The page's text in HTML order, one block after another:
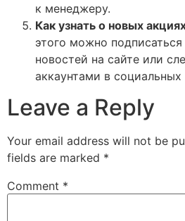
к менеджеру.
Как узнать о новых
этого можно
новостей на сайте или
аккаунтами в социальных
Leave a Reply
Your email address will not be
fields are marked *
Comment *